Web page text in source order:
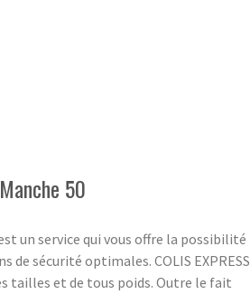
50
un service qui vous offre la possibilité
sécurité optimales. COLIS EXPRESS
tailles et de tous poids. Outre le fait